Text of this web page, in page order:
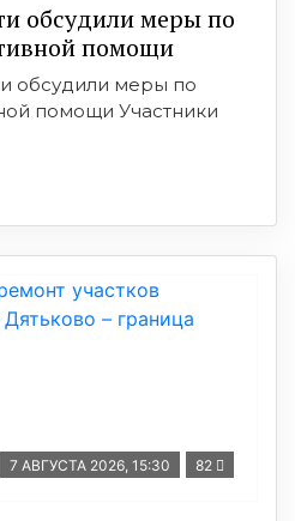
обсудили меры по
помощи
обсудили меры по
помощи Участники
7 АВГУСТА 2026, 15:30 82